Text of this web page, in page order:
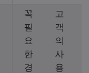
꼭
필
요
한
경
고
객
의
사
용